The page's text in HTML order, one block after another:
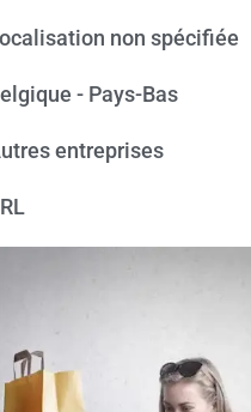
non spécifiée
- Pays-Bas
entreprises